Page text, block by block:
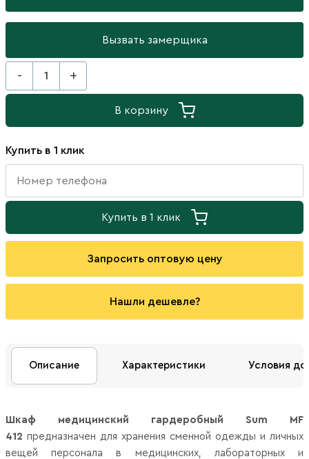
Вызвать замерщика
- +
В корзину
Купить в 1 клик
Купить в 1 клик
Запросить оптовую цену
Нашли дешевле?
Описание Характеристики Условия
Шкаф медицинский гардеробный Sum MF
412 предназначен для хранения сменной одежды и личных
вещей персонала в медицинских, лабораторных и